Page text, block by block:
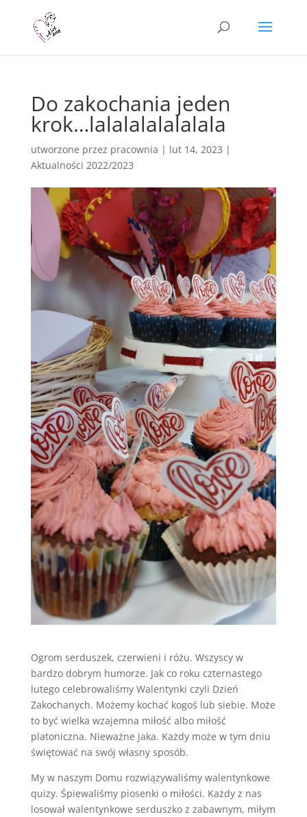
Do zakochania jeden
krok…lalalalalalalala
utworzone przez pracownia | lut 14, 2023 |
Aktualności 2022/2023
Ogrom serduszek, czerwieni i różu. Wszyscy w
bardzo dobrym humorze. Jak co roku czternastego
lutego celebrowaliśmy Walentynki czyli Dzień
Zakochanych. Możemy kochać kogoś lub siebie. Może
to być wielka wzajemna miłość albo miłość
platoniczna. Nieważne jaka. Każdy może w tym dniu
świętować na swój własny sposób.
My w naszym Domu rozwiązywaliśmy walentynkowe
quizy. Śpiewaliśmy piosenki o miłości. Każdy z nas
losował walentynkowe serduszko z zabawnym, miłym